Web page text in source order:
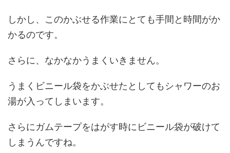
しかし、このかぶせる作業にとても手間と時間がか
かるのです。
さらに、なかなかうまくいきません。
うまくビニール袋をかぶせたとしてもシャワーのお
湯が入ってしまいます。
さらにガムテープをはがす時にビニール袋が破けて
しまうんですね。